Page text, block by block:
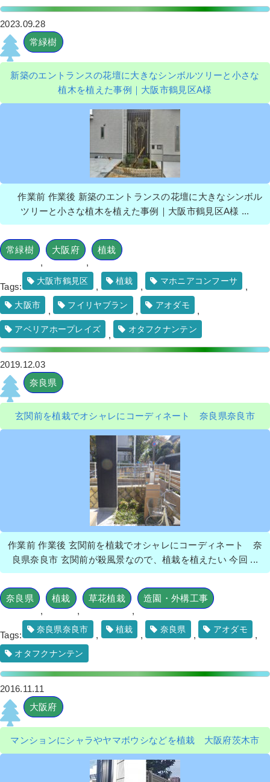
2023.09.28
常緑樹
新築のエントランスの花壇に大きなシンボルツリーと小さな
植木を植えた事例｜大阪市鶴見区A様
作業前 作業後 新築のエントランスの花壇に大きなシンボル
ツリーと小さな植木を植えた事例｜大阪市鶴見区A様 ...
常緑樹
,
大阪府
,
植栽
Tags:
大阪市鶴見区
,
植栽
,
マホニアコンフーサ
,
大阪市
,
フイリヤブラン
,
アオダモ
,
アベリアホープレイズ
,
オタフクナンテン
2019.12.03
奈良県
玄関前を植栽でオシャレにコーディネート 奈良県奈良市
作業前 作業後 玄関前を植栽でオシャレにコーディネート 奈
良県奈良市 玄関前が殺風景なので、植栽を植えたい 今回 ...
奈良県
,
植栽
,
草花植栽
,
造園・外構工事
Tags:
奈良県奈良市
,
植栽
,
奈良県
,
アオダモ
,
オタフクナンテン
2016.11.11
大阪府
マンションにシャラやヤマボウシなどを植栽 大阪府茨木市